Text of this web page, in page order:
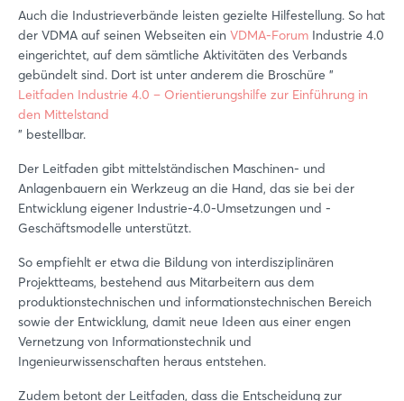
Auch die Industrieverbände leisten gezielte Hilfestellung. So hat
der VDMA auf seinen Webseiten ein VDMA-Forum Industrie 4.0
eingerichtet, auf dem sämtliche Aktivitäten des Verbands
gebündelt sind. Dort ist unter anderem die Broschüre "
Leitfaden Industrie 4.0 – Orientierungshilfe zur Einführung in
den Mittelstand
" bestellbar.
Der Leitfaden gibt mittelständischen Maschinen- und
Anlagenbauern ein Werkzeug an die Hand, das sie bei der
Entwicklung eigener Industrie-4.0-Umsetzungen und -
Geschäftsmodelle unterstützt.
So empfiehlt er etwa die Bildung von interdisziplinären
Projektteams, bestehend aus Mitarbeitern aus dem
produktionstechnischen und informationstechnischen Bereich
sowie der Entwicklung, damit neue Ideen aus einer engen
Vernetzung von Informationstechnik und
Ingenieurwissenschaften heraus entstehen.
Zudem betont der Leitfaden, dass die Entscheidung zur